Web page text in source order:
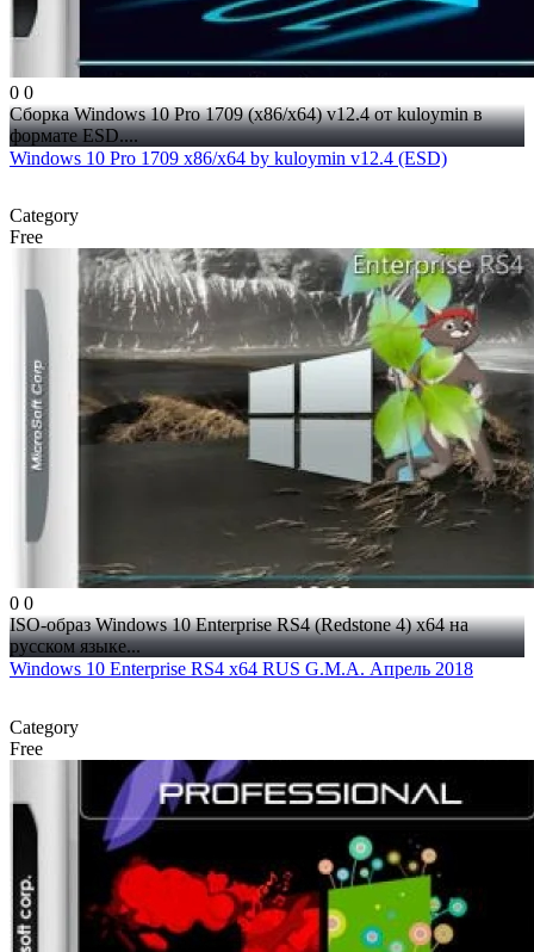
0 0
Сборка Windows 10 Pro 1709 (x86/x64) v12.4 от kuloymin в
формате ESD....
Windows 10 Pro 1709 x86/x64 by kuloymin v12.4 (ESD)
Category
Free
0 0
ISO-образ Windows 10 Enterprise RS4 (Redstone 4) x64 на
русском языке...
Windows 10 Enterprise RS4 x64 RUS G.M.A. Апрель 2018
Category
Free